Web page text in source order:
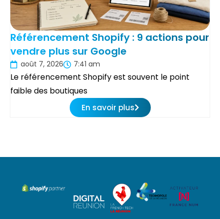
Référencement Shopify : 9 actions pour
vendre plus sur Google
août 7, 2026 7:41 am
Le référencement Shopify est souvent le point
faible des boutiques
En savoir plus